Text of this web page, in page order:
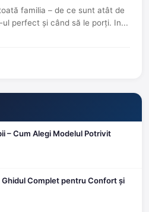
familia – de ce sunt atât de
perfect și când să le porți. In...
– Cum Alegi Modelul Potrivit
Ghidul Complet pentru Confort și